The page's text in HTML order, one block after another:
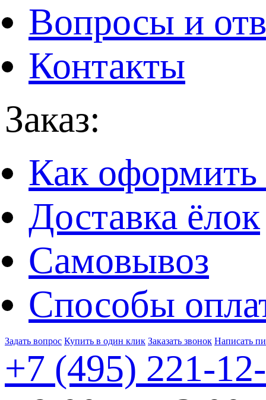
Вопросы и
Контакты
Заказ:
Как оформить
Доставка ёлок
Самовывоз
Способы
Задать вопрос Купить в один клик Заказать звонок Написать
+7 (495) 221-